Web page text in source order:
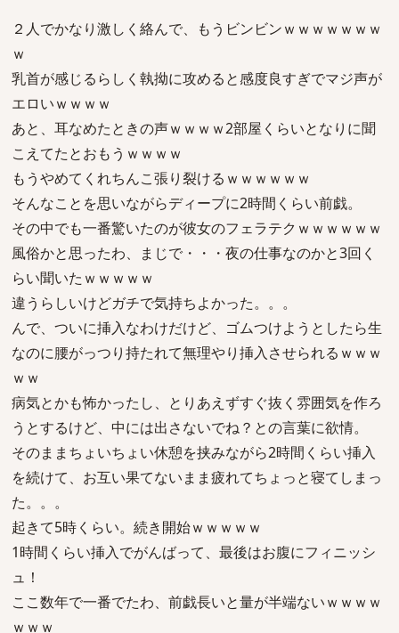
２人でかなり激しく絡んで、もうビンビンｗｗｗｗｗｗｗ
ｗ
乳首が感じるらしく執拗に攻めると感度良すぎでマジ声が
エロいｗｗｗｗ
あと、耳なめたときの声ｗｗｗｗ2部屋くらいとなりに聞
こえてたとおもうｗｗｗｗ
もうやめてくれちんこ張り裂けるｗｗｗｗｗｗ
そんなことを思いながらディープに2時間くらい前戯。
その中でも一番驚いたのが彼女のフェラテクｗｗｗｗｗｗ
風俗かと思ったわ、まじで・・・夜の仕事なのかと3回く
らい聞いたｗｗｗｗｗ
違うらしいけどガチで気持ちよかった。。。
んで、ついに挿入なわけだけど、ゴムつけようとしたら生
なのに腰がっつり持たれて無理やり挿入させられるｗｗｗ
ｗｗ
病気とかも怖かったし、とりあえずすぐ抜く雰囲気を作ろ
うとするけど、中には出さないでね？との言葉に欲情。
そのままちょいちょい休憩を挟みながら2時間くらい挿入
を続けて、お互い果てないまま疲れてちょっと寝てしまっ
た。。。
起きて5時くらい。続き開始ｗｗｗｗｗ
1時間くらい挿入でがんばって、最後はお腹にフィニッシ
ュ！
ここ数年で一番でたわ、前戯長いと量が半端ないｗｗｗｗ
ｗｗｗ